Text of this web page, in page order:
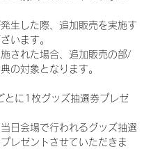
生した際、追加販売を実施す
います。
された場合、追加販売の部/
の対象となります。
に1枚グッズ抽選券プレゼ
当日会場で行われるグッズ抽選
レゼントさせていただきま